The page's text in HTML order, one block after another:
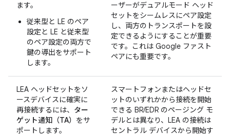
ます。
従来型と LE のペア
設定と LE と従来型
のペア設定の両方で
鍵の導出をサポート
します。
ーザーがデュアルモード ヘッド
セットをシームレスにペア設定
し、両方のトランスポートを設
定できるようにすることが重要
です。これは Google ファスト
ペアにも重要です。
LEA ヘッドセットをソ
ースデバイスに確実に
再接続するには、 ター
ゲット通知（TA） をサ
ポートします。
スマートフォンまたはヘッドセ
ットのいずれかから接続を開始
できる BR/EDR のページング モ
デルとは異なり、LEA の接続は
セントラル デバイスから開始す